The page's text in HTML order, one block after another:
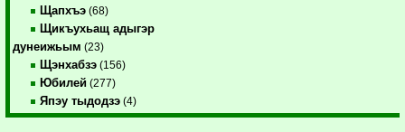
Щапхъэ (68)
Щикъухьащ адыгэр
дунеижьым (23)
Щэнхабзэ (156)
Юбилей (277)
Япэу тыдодзэ (4)